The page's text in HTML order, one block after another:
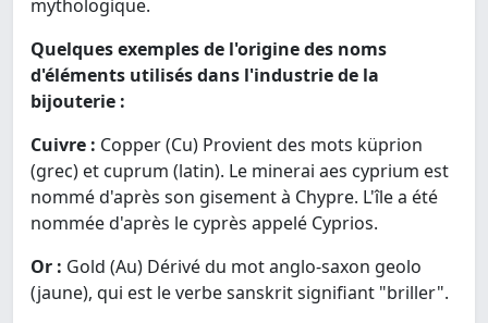
mythologique.
Quelques exemples de l'origine des noms
d'éléments utilisés dans l'industrie de la
bijouterie :
Cuivre : Copper (Cu) Provient des mots küprion
(grec) et cuprum (latin). Le minerai aes cyprium est
nommé d'après son gisement à Chypre. L'île a été
nommée d'après le cyprès appelé Cyprios.
Or : Gold (Au) Dérivé du mot anglo-saxon geolo
(jaune), qui est le verbe sanskrit signifiant "briller".